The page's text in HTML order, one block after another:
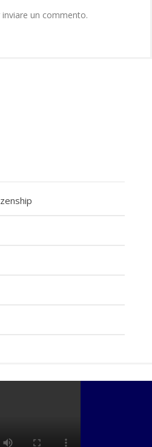
inviare un commento.